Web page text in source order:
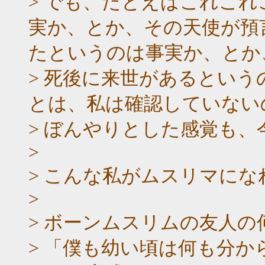
実か、とか、その天使が
たというのは事実か、とか
> 死後に来世があるとい
とは、私は確認していな
> ぼんやりとした感覚も
>
> こんな私がムスリマに
>
> ボーンムスリムの友人の
> 「僕も幼い頃は何も分